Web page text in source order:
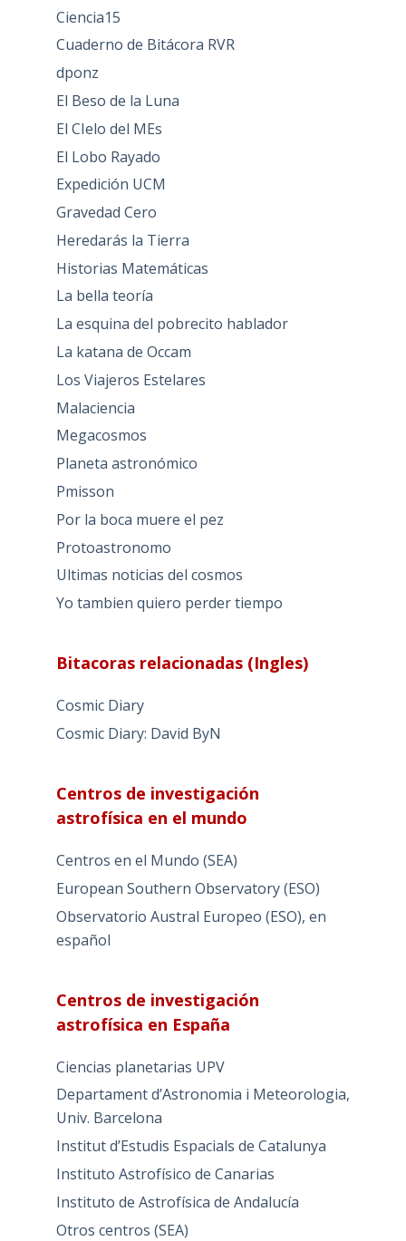
Ciencia15
Cuaderno de Bitácora RVR
dponz
El Beso de la Luna
El CIelo del MEs
El Lobo Rayado
Expedición UCM
Gravedad Cero
Heredarás la Tierra
Historias Matemáticas
La bella teoría
La esquina del pobrecito hablador
La katana de Occam
Los Viajeros Estelares
Malaciencia
Megacosmos
Planeta astronómico
Pmisson
Por la boca muere el pez
Protoastronomo
Ultimas noticias del cosmos
Yo tambien quiero perder tiempo
Bitacoras relacionadas (Ingles)
Cosmic Diary
Cosmic Diary: David ByN
Centros de investigación
astrofísica en el mundo
Centros en el Mundo (SEA)
European Southern Observatory (ESO)
Observatorio Austral Europeo (ESO), en
español
Centros de investigación
astrofísica en España
Ciencias planetarias UPV
Departament d’Astronomia i Meteorologia,
Univ. Barcelona
Institut d’Estudis Espacials de Catalunya
Instituto Astrofísico de Canarias
Instituto de Astrofísica de Andalucía
Otros centros (SEA)